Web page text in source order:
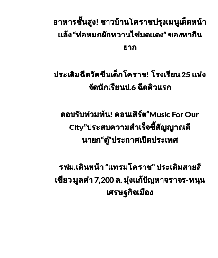
อาหารชั้นสูง! ชาวบ้านโคราชปรุงเมนูเด็ดหน้า
แล้ง “ห่อหมกผักหวานไข่มดแดง” ของหากิน
ยาก
ประเดิมฉีดวัคซีนเด็กโคราช! โรงเรียน 25 แห่ง
จัดนักเรียนป.6 ฉีดคิวแรก
ตอบรับท่วมท้น! คอนเสิร์ต“Music For Our
City”ประสบความสำเร็จชี้สัญญาณดี
นายก“ตู่”ประกาศเปิดประเทศ
รฟม.เดินหน้า “แทรมโคราช” ประเดิมสายสี
เขียว มูลค่า 7,200 ล. มุ่งแก้ปัญหาจราจร-หนุน
เศรษฐกิจเมือง